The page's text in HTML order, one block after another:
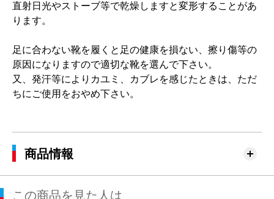
直射日光やストーブ等で乾燥しますと変形することがあ
ります。
足に合わない靴を履くと足の健康を損ない、擦り傷等の
原因になりますので適切な靴を選んで下さい。
又、発汗等によりカユミ、カブレを感じたときは、ただ
ちにご使用をおやめ下さい。
商品情報
この商品を見た人は